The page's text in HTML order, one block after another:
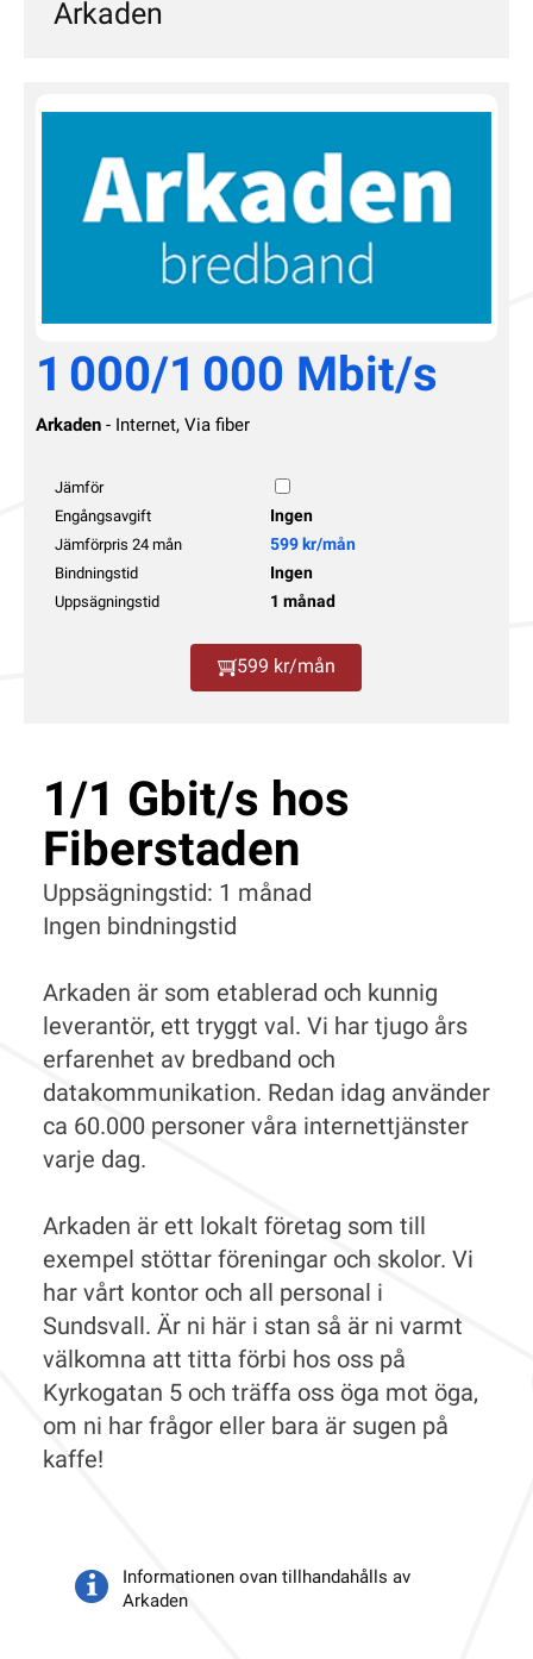
Arkaden
1 000/1 000 Mbit/s
Arkaden - Internet, Via fiber
Jämför
Engångsavgift
Ingen
Jämförpris 24 mån 599 kr/mån
Bindningstid Ingen
Uppsägningstid 1 månad
599 kr/mån
1/1 Gbit/s hos
Fiberstaden
Uppsägningstid: 1 månad
Ingen bindningstid
Arkaden är som etablerad och kunnig
leverantör, ett tryggt val. Vi har tjugo års
erfarenhet av bredband och
datakommunikation. Redan idag använder
ca 60.000 personer våra internettjänster
varje dag.
Arkaden är ett lokalt företag som till
exempel stöttar föreningar och skolor. Vi
har vårt kontor och all personal i
Sundsvall. Är ni här i stan så är ni varmt
välkomna att titta förbi hos oss på
Kyrkogatan 5 och träffa oss öga mot öga,
om ni har frågor eller bara är sugen på
kaffe!
Informationen ovan tillhandahålls av
Arkaden